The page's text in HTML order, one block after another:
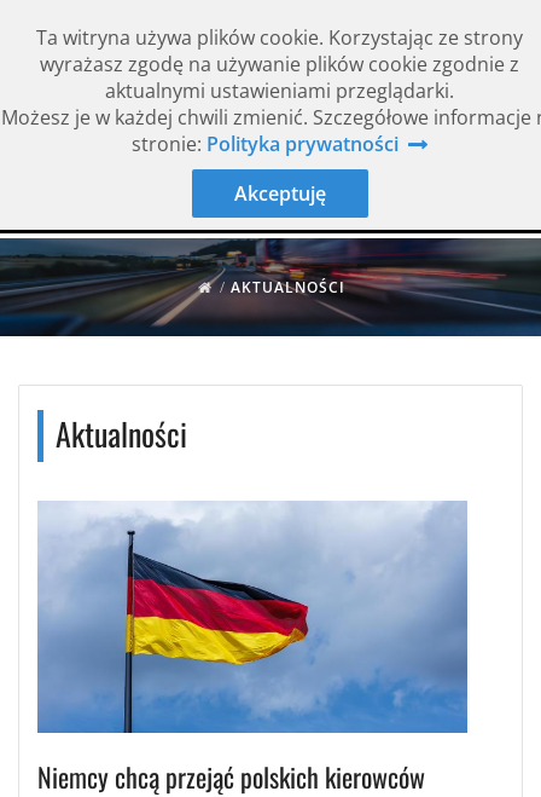
Rok założenia 1994 ISO 9001
/AKTUALNOŚCI
Aktualności
Niemcy chcą przejąć polskich kierowców
Ta witryna używa plików cookie. Korzystając ze strony
wyrażasz zgodę na używanie plików cookie zgodnie z
aktualnymi ustawieniami przeglądarki.
Możesz je w każdej chwili zmienić. Szczegółowe informacje
stronie: Polityka prywatności
Akceptuję